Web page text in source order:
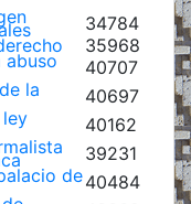
34784
35968
40707
la
40697
40162
39231
de40484